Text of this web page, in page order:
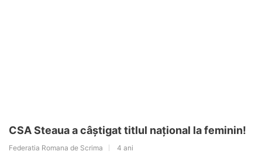
CSA Steaua a câștigat titlul național la feminin!
Federatia Romana de Scrima 4 ani